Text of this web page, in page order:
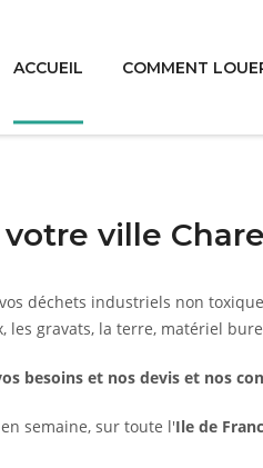
ACCUEIL COMMENT
ville
déchets industriels non
les gravats, la terre, matériel
besoins et nos devis et nos
semaine, sur toute l'Ile de